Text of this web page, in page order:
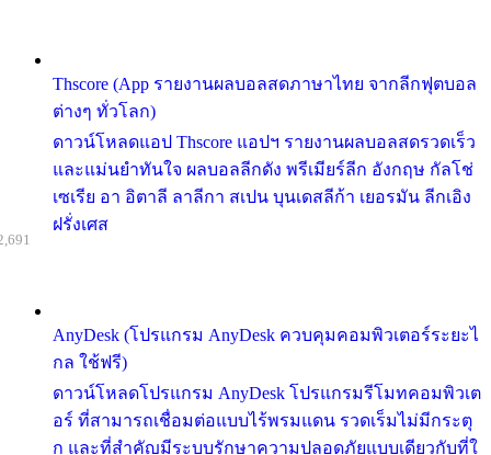
Thscore (App รายงานผลบอลสดภาษาไทย จากลีกฟุตบอล
ต่างๆ ทั่วโลก)
ดาวน์โหลดแอป Thscore แอปฯ รายงานผลบอลสดรวดเร็ว
และแม่นยำทันใจ ผลบอลลีกดัง พรีเมียร์ลีก อังกฤษ กัลโช่
เซเรีย อา อิตาลี ลาลีกา สเปน บุนเดสลีก้า เยอรมัน ลีกเอิง
ฝรั่งเศส
AnyDesk (โปรแกรม AnyDesk ควบคุมคอมพิวเตอร์ระยะไ
กล ใช้ฟรี)
ดาวน์โหลดโปรแกรม AnyDesk โปรแกรมรีโมทคอมพิวเต
อร์ ที่สามารถเชื่อมต่อแบบไร้พรมแดน รวดเร็มไม่มีกระตุ
ก และที่สำคัญมีระบบรักษาความปลอดภัยแบบเดียวกับที่ใ